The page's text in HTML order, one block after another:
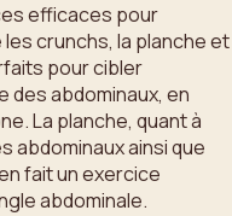
efficaces pour
crunchs, la planche et
pour cibler
abdominaux, en
La planche, quant à
abdominaux ainsi que
fait un exercice
abdominale.